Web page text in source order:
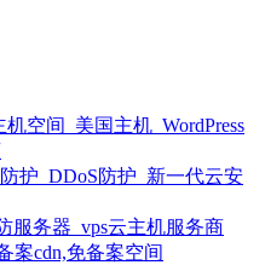
空间_美国主机_WordPress
护_DDoS防护_新一代云安
服务器_vps云主机服务商
案cdn,免备案空间